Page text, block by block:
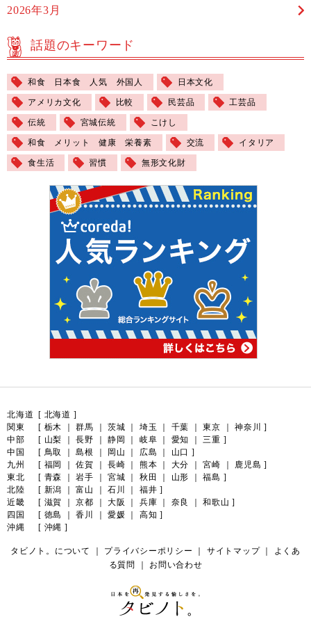
2026年3月
話題のキーワード
和食 日本食 人気 外国人 日本文化
アメリカ文化 比較 民芸品 工芸品
伝統 宮城伝統 こけし
和食 メリット 健康 栄養素 交流 イタリア
食生活 習慣 無形文化財
北海道 [ 北海道 ]
関東
[ 栃木 ｜群馬 茨城 埼玉 千葉 ｜東京 神奈川
]
中部
[ 山梨 ｜長野 静岡 岐阜 愛知 ｜三重 ]
中国
[ 鳥取 ｜島根 岡山 広島 山口 ]
九州
[ 福岡 ｜佐賀 長崎 熊本 大分 ｜宮崎 鹿児島 ]
東北
[ 青森 ｜岩手 宮城 秋田 山形 ｜福島 ]
北陸
[ 新潟 ｜富山 石川 福井 ]
近畿
[ 滋賀 ｜京都 大阪 兵庫 奈良 ｜和歌山 ]
四国
[ 徳島 ｜香川 愛媛 高知 ]
沖縄
[ 沖縄 ]
タビノト。について プライバシーポリシー サイトマップ｜ よくあ
る質問
お問い合わせ